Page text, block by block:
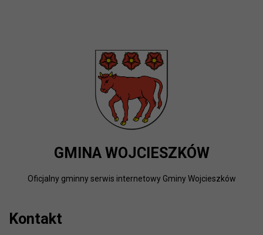
GMINA WOJCIESZKÓW
Oficjalny gminny serwis internetowy Gminy Wojcieszków
Kontakt